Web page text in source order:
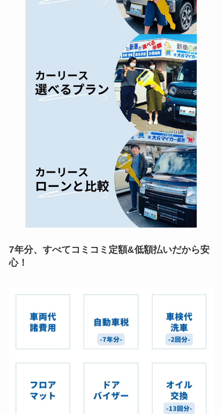
7年分、すべてコミコミ定額&低額払いだから安
心！